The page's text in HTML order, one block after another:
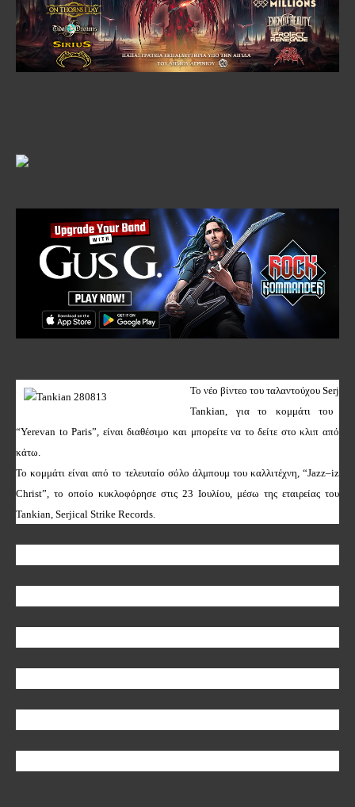
Το νέο βίντεο του ταλαντούχου Serj
Tankian , για το κομμάτι του
“Yerevan toParis”, είναι διαθέσιμο και μπορείτε να το δείτε στο κλιπ από
κάτω.
Το κομμάτι είναι από το τελευταίο σόλο άλμπουμ του καλλιτέχνη, “Jazz–iz
Christ”, το οποίο κυκλοφόρησε στις 23 Ιουλίου, μέσω της εταιρείας του
Tankian Serjical Strike Records